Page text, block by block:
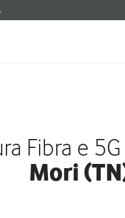
Fibra e
Mori